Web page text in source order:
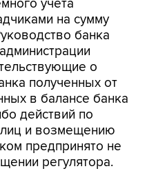
учета
на сумму
банка
о
полученных от
в балансе банка
действий по
и возмещению
предпринято не
регулятора.